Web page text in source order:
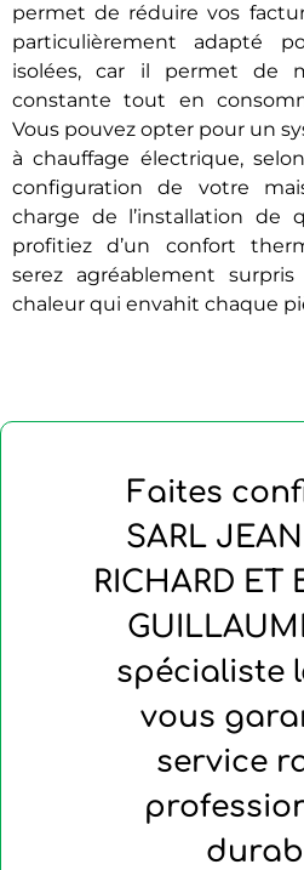
permet de réduire vos
particulièrement adapté
isolées, car il permet de
constante tout en
Vous pouvez opter pour un
à chauffage électrique,
configuration de votre
charge de l’installation de
profitiez d’un confort
serez agréablement
chaleur qui envahit chaque
Faites
SARL JEAN
RICHARD ET
spécialiste
vous
service